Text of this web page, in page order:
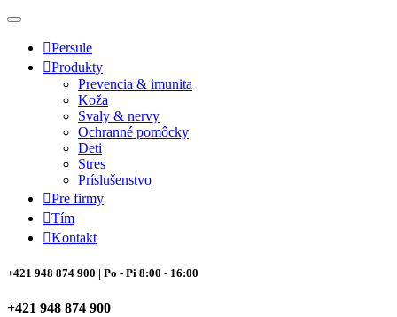
Preskočiť
obsah
Persule
Produkty
Prevencia & imunita
Koža
Svaly & nervy
Ochranné pomôcky
Deti
Stres
Príslušenstvo
Pre firmy
Tím
Kontakt
+421 948 874 900 | Po - Pi 8:00 - 16:00
+421 948 874 900